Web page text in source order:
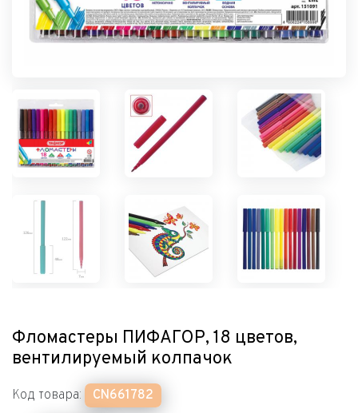
Фломастеры ПИФАГОР, 18 цветов,
вентилируемый колпачок
Код товара: CN661782